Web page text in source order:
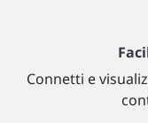
Connetti e